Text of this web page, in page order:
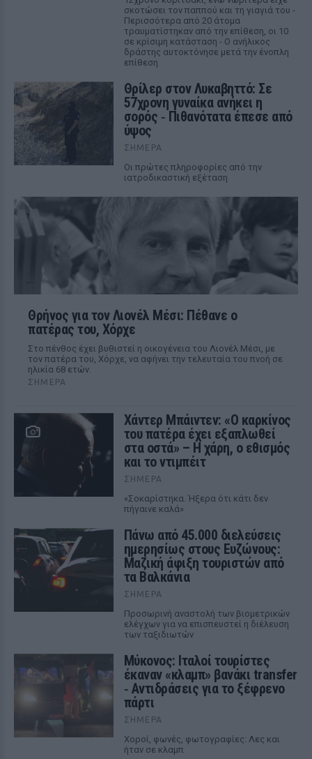
σκοτώσει τον παππού και τη γιαγιά του -
Περισσότερα από 20 άτομα
τραυματίστηκαν από την επίθεση, οι 10
σε κρίσιμη κατάσταση - Ο ανήλικος
δράστης αυτοκτόνησε μετά την ένοπλη
επίθεση
Θρίλερ στον Λυκαβηττό: Σε
57χρονη γυναίκα ανήκει η
σορός ‑ Πιθανότατα έπεσε από
ύψος
ΣΉΜΕΡΑ
Οι πρώτες πληροφορίες από την
ιατροδικαστική εξέταση
Θρήνος για τον Λιονέλ Μέσι: Πέθανε ο
πατέρας του, Χόρχε
Στο πένθος έχει βυθιστεί η οικογένεια του Λιονέλ Μέσι, με
τον πατέρα του, Χόρχε, να αφήνει την τελευταία του πνοή σε
ηλικία 68 ετών.
ΣΉΜΕΡΑ
Χάντερ Μπάιντεν: «Ο καρκίνος
του πατέρα έχει εξαπλωθεί
στα οστά» – Η χάρη, ο εθισμός
και το ντιμπέιτ
ΣΉΜΕΡΑ
«Σοκαρίστηκα. Ήξερα ότι κάτι δεν
πήγαινε καλά»
Πάνω από 45.000 διελεύσεις
ημερησίως στους Ευζώνους:
Μαζική άφιξη τουριστών από
τα Βαλκάνια
ΣΉΜΕΡΑ
Προσωρινή αναστολή των βιομετρικών
ελέγχων για να επισπευστεί η διέλευση
των ταξιδιωτών
Μύκονος: Ιταλοί τουρίστες
έκαναν «κλαμπ» βανάκι transfer
‑ Αντιδράσεις για το ξέφρενο
πάρτι
ΣΉΜΕΡΑ
Χοροί, φωνές, φωτογραφίες: Λες και
ήταν σε κλαμπ